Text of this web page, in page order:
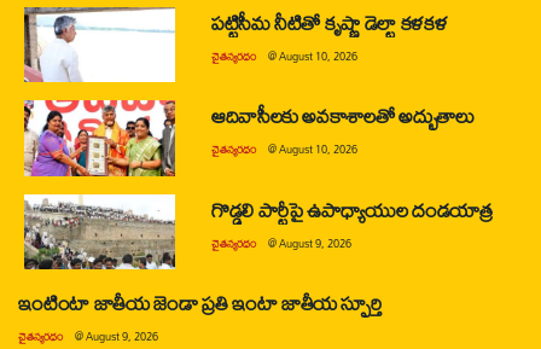
పట్టిసీమ నీటితో కృష్ణా డెల్టా కళకళ
చైతన్యరధం @August 10, 2026
ఆదివాసీలకు అవకాశాలతో అద్భుతాలు
చైతన్యరధం @August 10, 2026
గొడ్డలి పార్టీపై ఉపాధ్యాయుల దండయాత్ర
చైతన్యరధం @August 9, 2026
ఇంటింటా జాతీయ జెండా ప్రతి ఇంటా జాతీయ స్ఫూర్తి
చైతన్యరధం @August 9, 2026